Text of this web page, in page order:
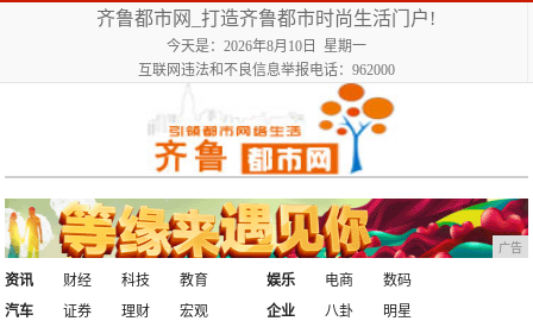
齐鲁都市网_打造齐鲁都市时尚生活门户!
今天是：2026年8月10日 星期一
互联网违法和不良信息举报电话：962000
广告
资讯 财经 科技
教育
汽车
证券 理财 宏观
娱乐 电商
数码
企业
八卦
明星